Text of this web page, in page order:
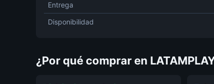
Entrega
Disponibilidad
¿Por qué comprar en